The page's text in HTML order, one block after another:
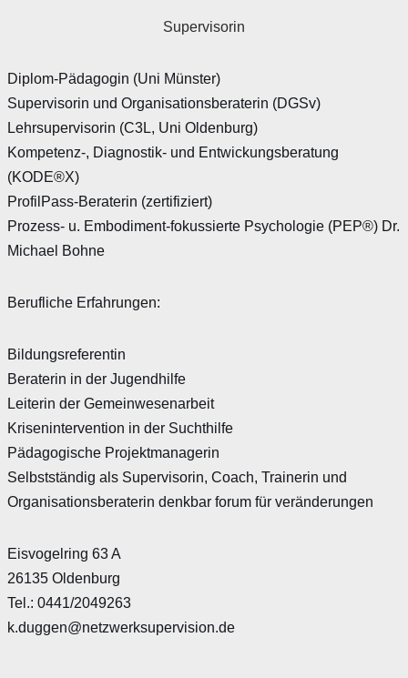
Supervisorin
Diplom-Pädagogin (Uni Münster)
Supervisorin und Organisationsberaterin (DGSv)
Lehrsupervisorin (C3L, Uni Oldenburg)
Kompetenz-, Diagnostik- und Entwickungsberatung
(KODE®X)
ProfilPass-Beraterin (zertifiziert)
Prozess- u. Embodiment-fokussierte Psychologie (PEP®) Dr.
Michael Bohne
Berufliche Erfahrungen:
Bildungsreferentin
Beraterin in der Jugendhilfe
Leiterin der Gemeinwesenarbeit
Krisenintervention in der Suchthilfe
Pädagogische Projektmanagerin
Selbstständig als Supervisorin, Coach, Trainerin und
Organisationsberaterin denkbar forum für veränderungen
Eisvogelring 63 A
26135 Oldenburg
Tel.: 0441/2049263
k.duggen@netzwerksupervision.de